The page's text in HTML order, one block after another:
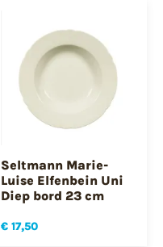
Seltmann Marie-
Luise Elfenbein Uni
Diep bord 23 cm
€ 17,50